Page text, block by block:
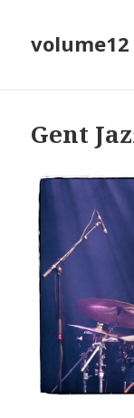
volume12
Gent